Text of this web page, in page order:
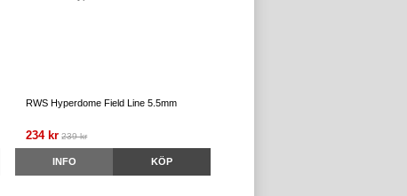
RWS Hyperdome Field Line 5.5mm
234 kr 239 kr
INFO KÖP